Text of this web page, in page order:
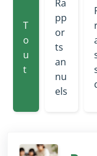
T
o
u
t
Ra
pp
or
ts
an
nu
els